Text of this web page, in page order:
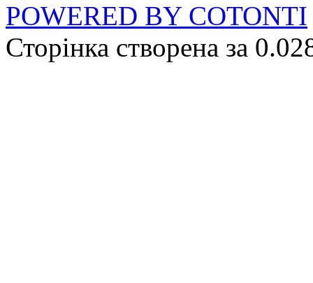
POWERED BY COTONTI
Сторінка створена за